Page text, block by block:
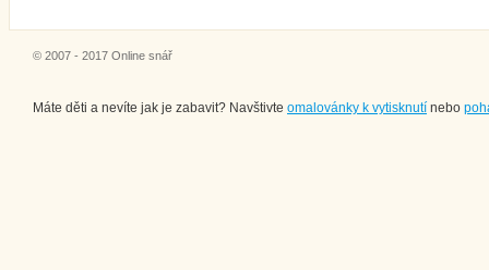
© 2007 - 2017 Online snář
Máte děti a nevíte jak je zabavit? Navštivte omalovánky k vytisknutí nebo